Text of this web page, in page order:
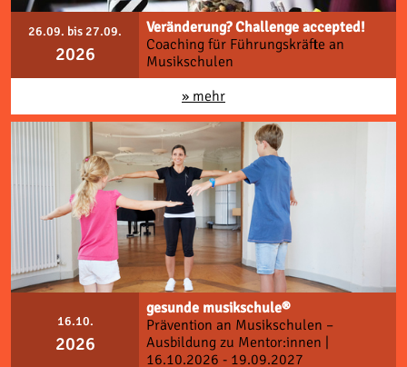
26.09. bis 27.09.
2026
Veränderung? Challenge accepted!
Coaching für Führungskräfte an
Musikschulen
» mehr
16.10.
2026
gesunde musikschule®
Prävention an Musikschulen –
Ausbildung zu Mentor:innen |
16.10.2026 - 19.09.2027